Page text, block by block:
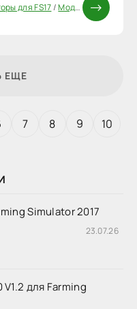
Simulator 2017
23.07.26
для Farming
для FS17/Моды ФС 17
ЕЩЕ
7 8 9 10